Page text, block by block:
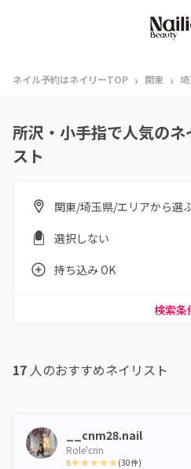
ネイル予約はネイリーTOP › 関東 ›
所沢・小手指で人気の
スト
関東/埼玉県/エリアから選
選択しない
持ち込み OK
検索条
17 人のおすすめネイリスト
__cnm28.nail
Role'crin
5 (30件)